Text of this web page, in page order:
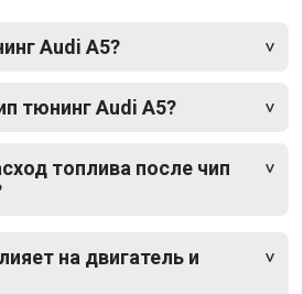
Audi A5?
тюнинг Audi A5?
топлива после чип
на двигатель и